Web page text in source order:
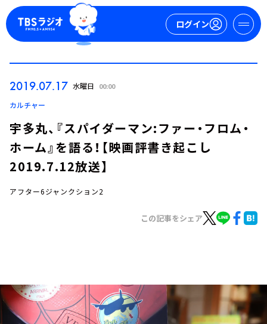
ログイン
イベント・グッズ
YouTube
会社情報
2019.07.17 水曜日 00:00
カルチャー
宇多丸、『スパイダーマン:ファー・フロム・
ホーム』を語る！【映画評書き起こし
2019.7.12放送】
アフター6ジャンクション2
この記事をシェア